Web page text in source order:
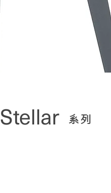
Stellar ​系列